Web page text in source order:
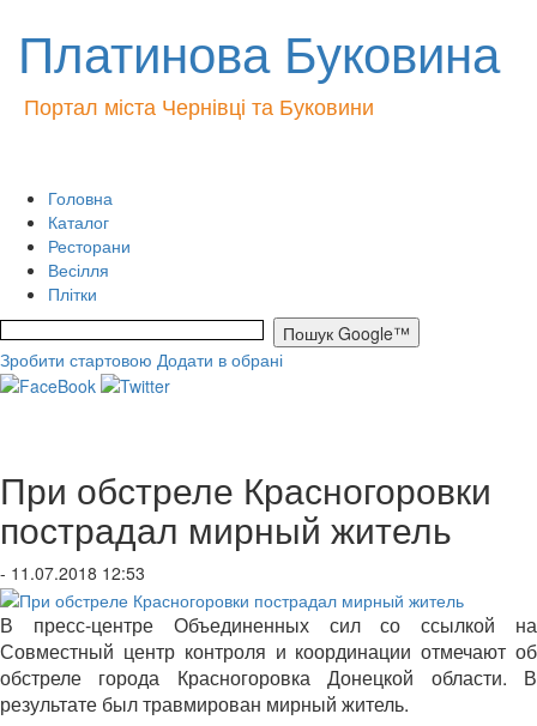
Платинова Буковина
Портал міста Чернівці та Буковини
Головна
Каталог
Ресторани
Весілля
Плітки
Зробити стартовою Додати в обрані
При обстреле Красногоровки
пострадал мирный житель
- 11.07.2018 12:53
В пресс-центре Объединенных сил со ссылкой на
Совместный центр контроля и координации отмечают об
обстреле города Красногоровка Донецкой области. В
результате был травмирован мирный житель.